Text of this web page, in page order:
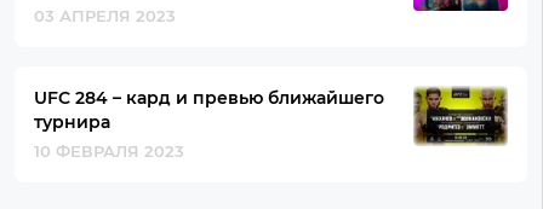
03 АПРЕЛЯ 2023
UFC 284 – кард и превью ближайшего
турнира
10 ФЕВРАЛЯ 2023